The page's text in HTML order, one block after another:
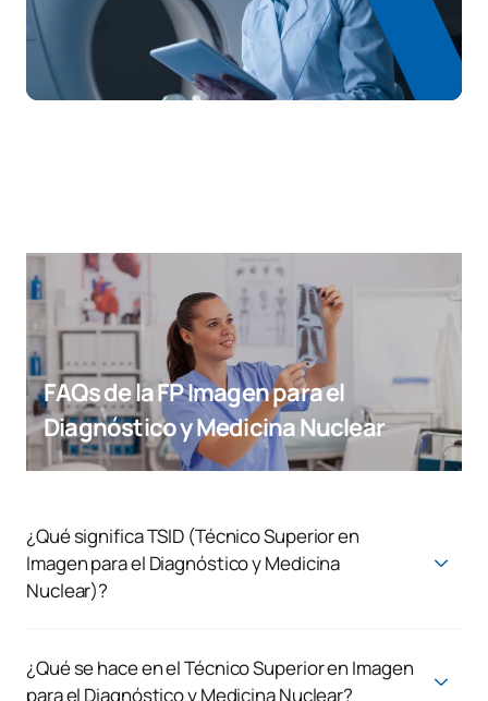
FAQs de la FP Imagen para el
Diagnóstico y Medicina Nuclear
¿Qué significa TSID (Técnico Superior en
Imagen para el Diagnóstico y Medicina
Nuclear)?
Formación Profesional que capacita para realizar estudios de
imagen médica, como radiografías, tomografías, resonancias
¿Qué se hace en el Técnico Superior en Imagen
para el Diagnóstico y Medicina Nuclear?